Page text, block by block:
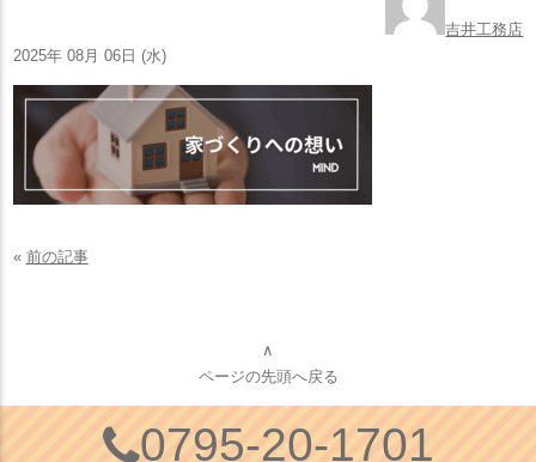
吉井工務店
2025年 08月 06日 (水)
« 前の記事
∧
ページの先頭へ戻る
0795-20-1701